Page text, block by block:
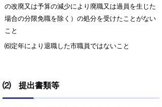
の改廃又は予算の減少により廃職又は過員を生じた
場合の分限免職を除く）の処分を受けたことがない
こと
⑹定年により退職した市職員ではないこと
⑵ 提出書類等